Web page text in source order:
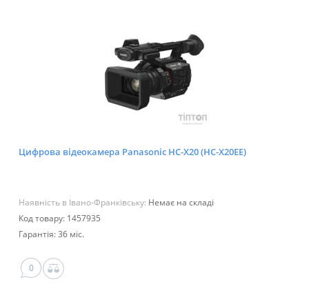
Цифрова відеокамера Panasonic HC-X20 (HC-X20EE)
Наявність в Івано-Франківську: Немає на складі
Код товару: 1457935
Гарантія: 36 міс.
0